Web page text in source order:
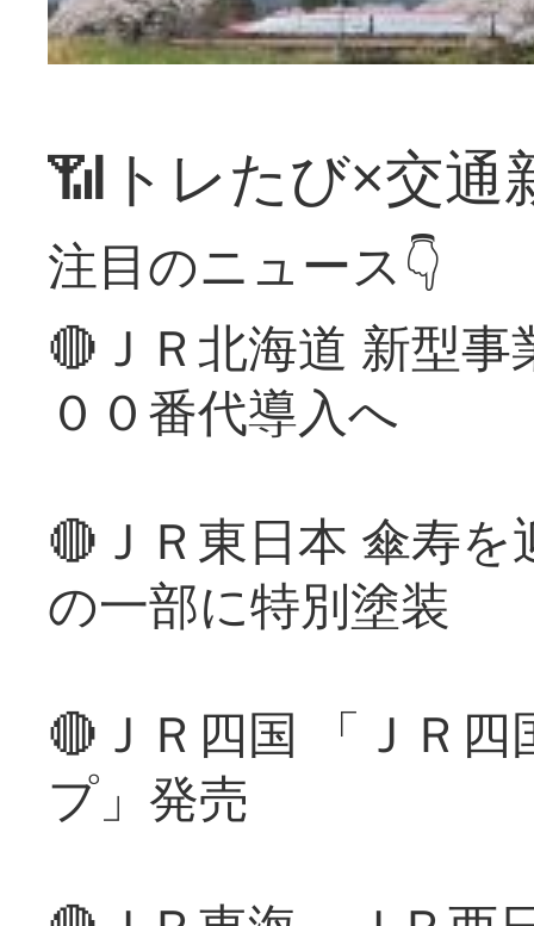
📶トレたび×交通
注目のニュース👇
🔴ＪＲ北海道 新型
００番代導入へ
🔴ＪＲ東日本 傘寿
の一部に特別塗装
🔴ＪＲ四国 「ＪＲ
プ」発売